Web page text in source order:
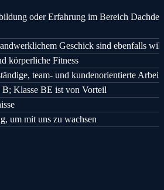
oder Erfahrung im Bereich
Geschick sind ebenfalls
körperliche Fitness
team- und kundenorientierte
B; Klasse BE ist von Vorteil
um mit uns zu wachsen